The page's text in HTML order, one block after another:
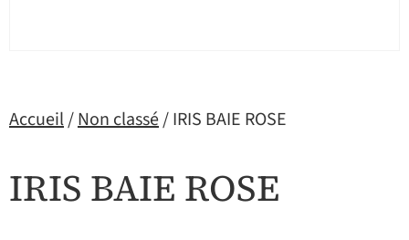
Accueil/Non classé/ IRIS BAIE ROSE
IRIS BAIE ROSE